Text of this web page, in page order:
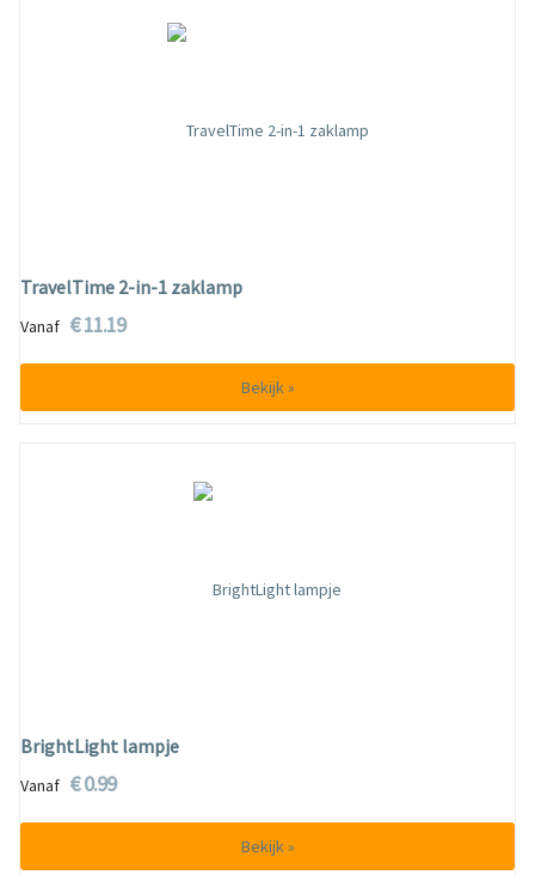
TravelTime 2-in-1 zaklamp
Vanaf € 11.19
Bekijk »
BrightLight lampje
Vanaf € 0.99
Bekijk »